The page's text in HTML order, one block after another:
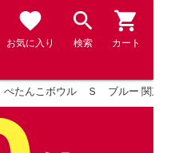
お気に入り 検索 カート
ぺたんこボウル Ｓ ブルー 関東当